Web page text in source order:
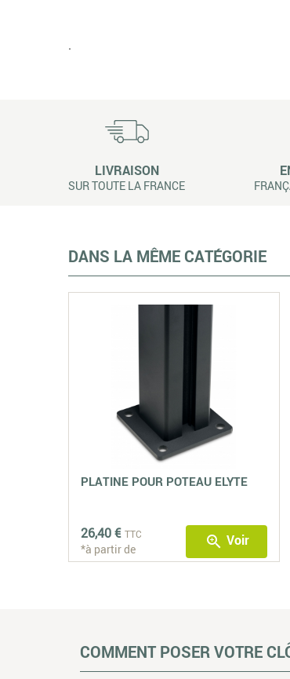
.
LIVRAISON
SUR TOUTE LA FRANCE
DANS LA MÊME CATÉGORIE
PLATINE POUR POTEAU ELYTE
26,40 € TTC
*à partir de zoom_in Voir
COMMENT POSER VOTRE